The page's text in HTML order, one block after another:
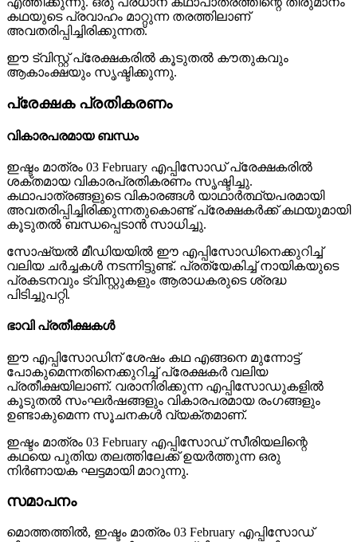
കഥയുടെ പ്രവാഹം മാറ്റുന്ന തരത്തിലാണ്
അവതരിപ്പിച്ചിരിക്കുന്നത്.
ഈ ട്വിസ്റ്റ് പ്രേക്ഷകരിൽ കൂടുതൽ കൗതുകവും
ആകാംക്ഷയും സൃഷ്ടിക്കുന്നു.
പ്രേക്ഷക പ്രതികരണം
വികാരപരമായ ബന്ധം
ഇഷ്ടം മാത്രം 03 February എപ്പിസോഡ് പ്രേക്ഷകരിൽ
ശക്തമായ വികാരപ്രതികരണം സൃഷ്ടിച്ചു.
കഥാപാത്രങ്ങളുടെ വികാരങ്ങൾ യാഥാർത്ഥ്യപരമായി
അവതരിപ്പിച്ചിരിക്കുന്നതുകൊണ്ട് പ്രേക്ഷകർക്ക് കഥയുമായി
കൂടുതൽ ബന്ധപ്പെടാൻ സാധിച്ചു.
സോഷ്യൽ മീഡിയയിൽ ഈ എപ്പിസോഡിനെക്കുറിച്ച്
വലിയ ചർച്ചകൾ നടന്നിട്ടുണ്ട്. പ്രത്യേകിച്ച് നായികയുടെ
പ്രകടനവും ട്വിസ്റ്റുകളും ആരാധകരുടെ ശ്രദ്ധ
പിടിച്ചുപറ്റി.
ഭാവി പ്രതീക്ഷകൾ
ഈ എപ്പിസോഡിന് ശേഷം കഥ എങ്ങനെ മുന്നോട്ട്
പോകുമെന്നതിനെക്കുറിച്ച് പ്രേക്ഷകർ വലിയ
പ്രതീക്ഷയിലാണ്. വരാനിരിക്കുന്ന എപ്പിസോഡുകളിൽ
കൂടുതൽ സംഘർഷങ്ങളും വികാരപരമായ രംഗങ്ങളും
ഉണ്ടാകുമെന്ന സൂചനകൾ വ്യക്തമാണ്.
ഇഷ്ടം മാത്രം 03 February എപ്പിസോഡ് സീരിയലിന്റെ
കഥയെ പുതിയ തലത്തിലേക്ക് ഉയർത്തുന്ന ഒരു
നിർണായക ഘട്ടമായി മാറുന്നു.
സമാപനം
മൊത്തത്തിൽ, ഇഷ്ടം മാത്രം 03 February എപ്പിസോഡ്